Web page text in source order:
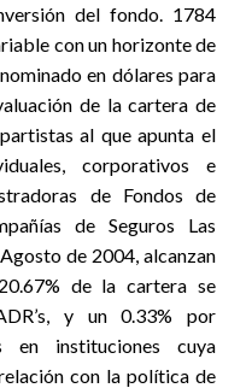
del fondo. 1784
con un horizonte de
en dólares para
de la cartera de
al que apunta el
corporativos e
de Fondos de
de Seguros Las
de 2004, alcanzan
de la cartera se
y un 0.33% por
en instituciones cuya
con la política de